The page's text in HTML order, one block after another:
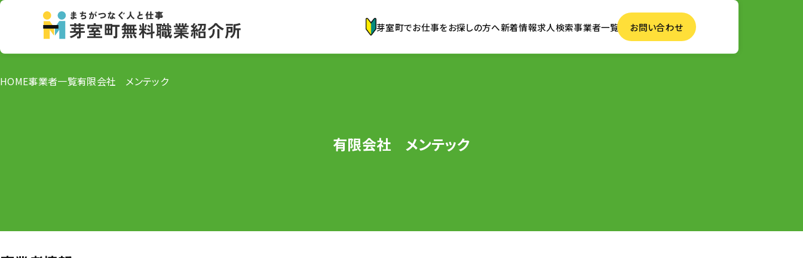
芽室町でお仕事をお探しの方へ新着情報求人検索事業者一覧 お問い合わせ
HOME事業者一覧有限会社 メンテック
有限会社 メンテック